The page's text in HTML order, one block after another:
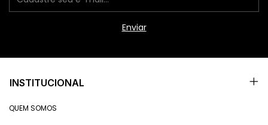
INSTITUCIONAL
QUEM SOMOS